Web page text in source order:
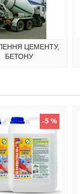
ЦЕМЕНТУ,
БЕТОНУ
-5 %